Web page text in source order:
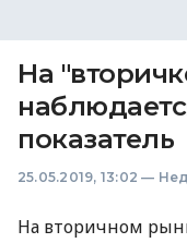
На
показатель
25.05.2019, 13:02 —
На вторичном